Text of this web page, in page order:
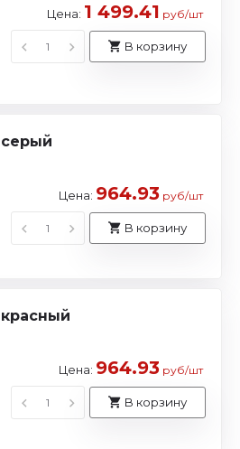
Цена: 1 499.41 руб/шт
В корзину
Цена: 964.93 руб/шт
В корзину
Цена: 964.93 руб/шт
В корзину